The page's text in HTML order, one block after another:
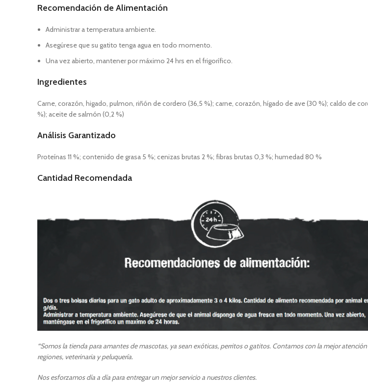
Recomendación de Alimentación
Administrar a temperatura ambiente.
Asegúrese que su gatito tenga agua en todo momento.
Una vez abierto, mantener por máximo 24 hrs en el frigorífico.
Ingredientes
Carne, corazón, higado, pulmon, riñón de cordero (36,5 %); carne, corazón, hígado de ave (30 %); caldo de
%); aceite de salmón (0,2 %)
Análisis Garantizado
Proteínas 11 %; contenido de grasa 5 %; cenizas brutas 2 %; fibras brutas 0,3 %; humedad 80 %
Cantidad Recomendada
“Somos la tienda para amantes de mascotas, ya sean exóticas, perritos o gatitos. Contamos con la mejor
regiones, veterinaria y peluquería.
Nos esforzamos día a día para entregar un mejor servicio a nuestros clientes.